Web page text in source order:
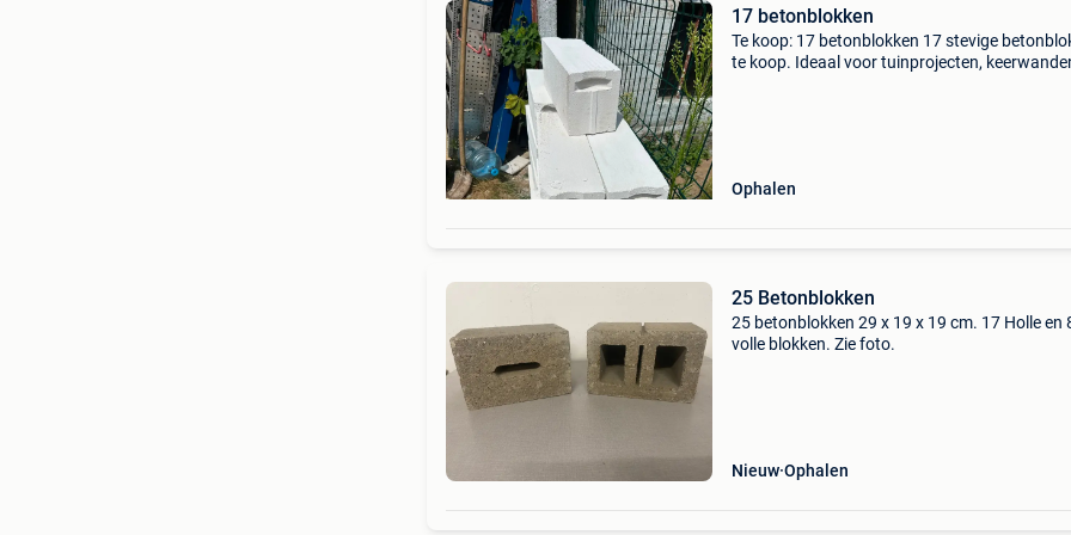
17 betonblokken
Te koop: 17 betonblokken 17 stevige
te koop. Ideaal voor tuinprojecten,
Ophalen
25 Betonblokken
25 betonblokken 29 x 19 x 19 cm. 17 Holle en
volle blokken. Zie foto.
Nieuw Ophalen